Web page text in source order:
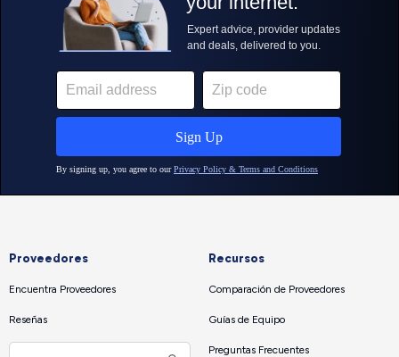
Proveedores
Encuentra Proveedores
Reseñas
Recursos
Comparación de Proveedores
Guías de Equipo
Preguntas Frecuentes